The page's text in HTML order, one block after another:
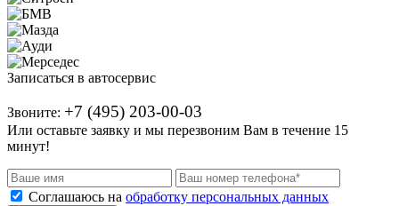
Записаться в автосервис
Звоните: +7 (495) 203-00-03
Или оставьте заявку и мы перезвоним Вам в течение 15
минут!
Соглашаюсь на обработку персональных данных